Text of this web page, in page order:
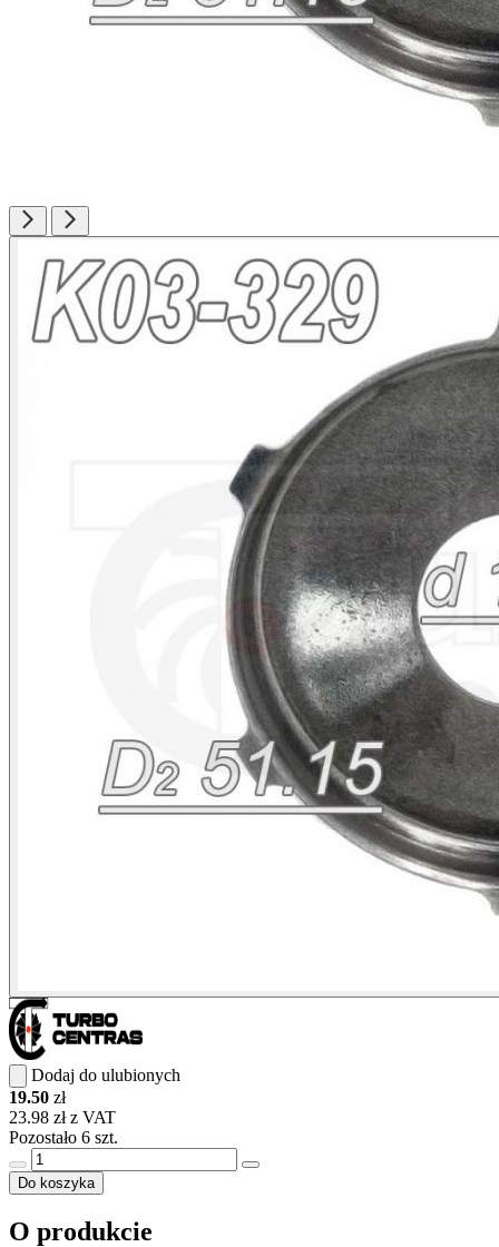
Dodaj do ulubionych
19.50 zł
23.98 zł z VAT
Pozostało 6 szt.
Do koszyka
O produkcie